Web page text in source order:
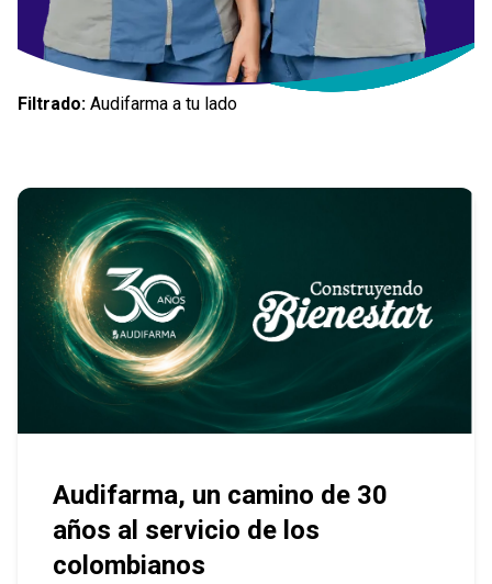
Filtrado: Audifarma a tu lado
Audifarma, un camino de 30
años al servicio de los
colombianos